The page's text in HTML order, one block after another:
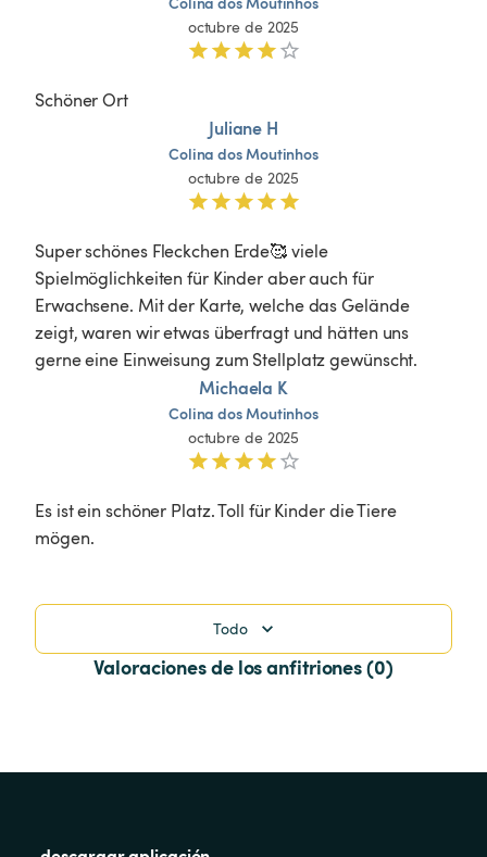
octubre de 2025
Schöner Ort
Juliane H
Colina dosMoutinhos
octubre de 2025
Super schönes Fleckchen Erde🥰 viele
Spielmöglichkeiten für Kinder aber auch für
Erwachsene. Mit der Karte, welche das Gelände
zeigt, waren wir etwas überfragt und hätten uns
gerne eine Einweisung zum Stellplatz gewünscht.
Michaela K
Colina dosMoutinhos
octubre de 2025
Es ist ein schöner Platz. Toll für Kinder die Tiere
mögen.
Todo
Valoraciones de los anfitriones (0)